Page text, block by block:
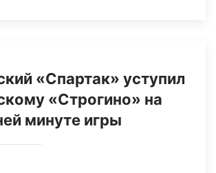
«Спартак» уступил
«Строгино» на
минуте игры